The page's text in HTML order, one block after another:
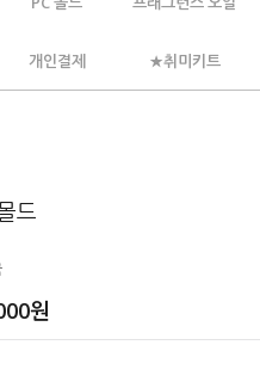
개인결제 ★취미키트
드
원